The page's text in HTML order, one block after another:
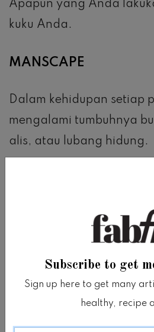
Apapun yang Anda
kuku Anda.
MANSCAPE
Dalam kehidupan setiap
mengalami tumbuhnya
alis, atau lubang hidung.
Simpan pinset atau
di kamar mandi dan
tadi secara rutin.
PENTINGKAN WAJAH
Subscribe to get
Sign up here to get many
healthy, recipe